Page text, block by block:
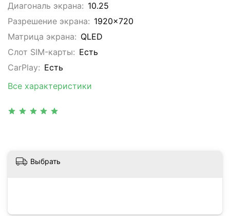
Диагональ экрана: 10.25
Разрешение экрана: 1920x720
Матрица экрана: QLED
Слот SIM-карты: Eсть
CarPlay: Есть
Все характеристики
Выбрать